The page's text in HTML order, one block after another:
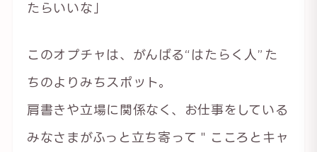
たらいいな」
このオプチャは、がんばる“はたらく人”た
ちのよりみちスポット。
肩書きや立場に関係なく、お仕事をしている
みなさまがふっと立ち寄って＂こころとキャ